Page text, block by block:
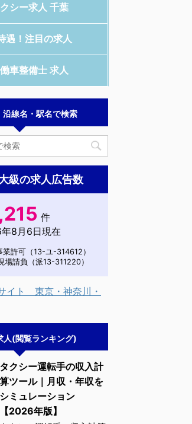
シー求人 千葉
遇！注目の求人
車整備士 求人
沿線名・駅名で検索
級の求人広告数
件
8月6日現在
許可（13-ユ-314612）
場請負（派13-311220）
人(閲覧ランキング)
タクシー運転手の収入計
算ツール｜月収・年収を
シミュレーション
【2026年版】